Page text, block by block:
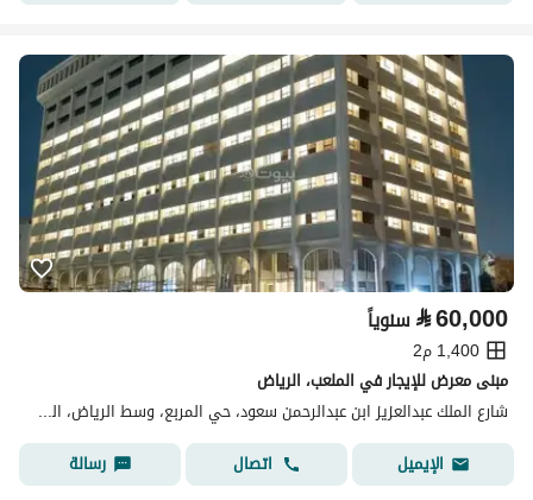
⃁60,000 سنوياً
1,400 م2
مبنى معرض للإيجار في الملعب، الرياض
شارع الملك عبدالعزيز ابن عبدالرحمن سعود، حي المربع، وسط الرياض، الرياض
الإيميل
اتصال رسالة